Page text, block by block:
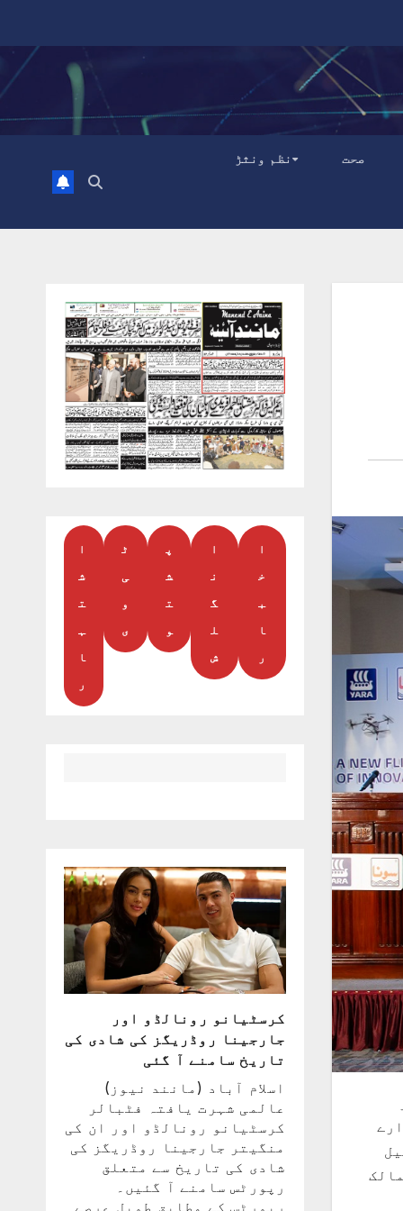
صحت نظم ونثڑ
دنیا کے 140 سے زائد ممالک
ا
خ
ب
ا
ر
ا
ن
گ
ل
ش
پ
ش
ت
و
ٹ
ی
و
ی
ا
ش
ت
ہ
ا
ر
کرسٹیانو رونالڈو اور
جارجینا روڈریگز کی شادی کی
تاریخ سامنے آ گئی
اسلام آباد (مانند نیوز)
عالمی شہرت یافتہ فٹبالر
کرسٹیانو رونالڈو اور ان کی
منگیتر جارجینا روڈریگز کی
شادی کی تاریخ سے متعلق
رپورٹس سامنے آ گئیں۔
رپورٹس کے مطابق طویل عرصے